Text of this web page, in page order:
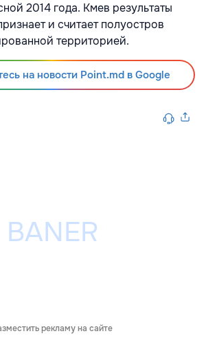
2014 года. Кмев результаты
и считает полуостров
территорией.
на новости Point.md в Google
рекламу на сайте